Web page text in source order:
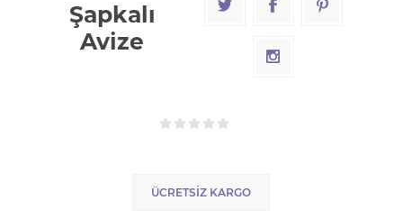
Şapkalı
Avize
ÜCRETSIZ KARGO